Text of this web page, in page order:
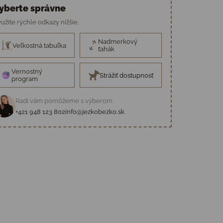
správne
rýchle odkazy nižšie.
Veľkostná tabuľka
Nadmerkový
ťahák
Vernostný
program
Strážiť dostupnosť
Radi vám pomôžeme s výberom
+421 948 123 802info@jezkobezko.sk